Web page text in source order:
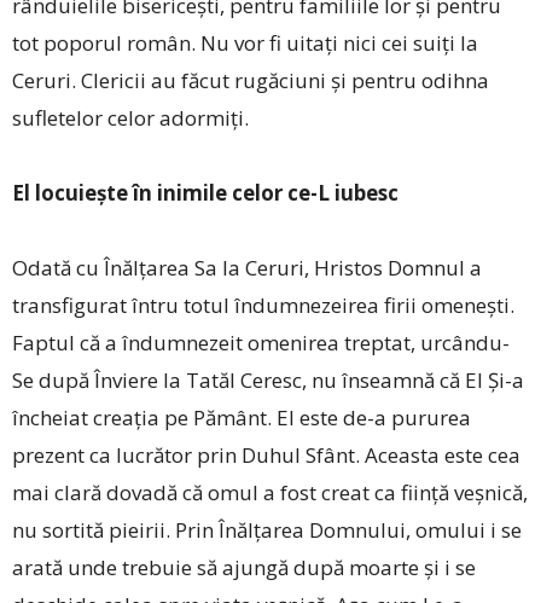
tot poporul român. Nu vor fi uitați nici cei suiți la
Ceruri. Clericii au făcut rugăciuni și pentru odihna
sufletelor celor adormiți.
El locuiește în inimile celor ce-L iubesc
Odată cu Înălțarea Sa la Ceruri, Hristos Domnul a
transfigurat întru totul îndumnezeirea firii omenești.
Faptul că a îndumnezeit omenirea treptat, urcându-
Se după Înviere la Tatăl Ceresc, nu înseamnă că El Și-a
încheiat creația pe Pământ. El este de-a pururea
prezent ca lucrător prin Duhul Sfânt. Aceasta este cea
mai clară dovadă că omul a fost creat ca ființă veșnică,
nu sortită pieirii. Prin Înălțarea Domnului, omului i se
arată unde trebuie să ajungă după moarte și i se